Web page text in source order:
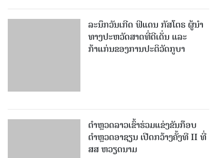
ທາງປະຫວັດສາດທີ່ດີເດັ່ນ ແລະ
ກ້າແກ່ນຂອງການປະຕິວັດກູບາ
ສສຫວຽດນາມໃຫ້ກົມກອງແລະບຸກຄົນ